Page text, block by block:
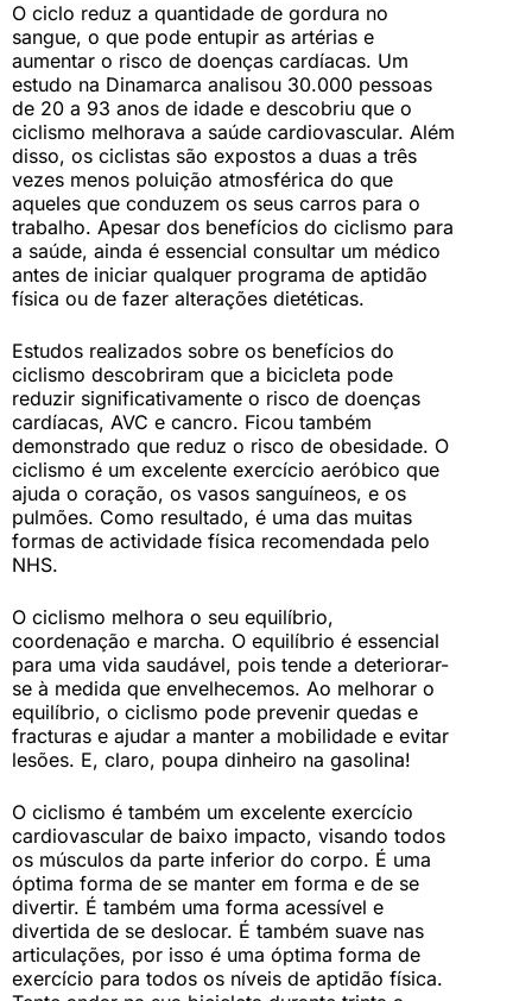
O ciclo reduz a quantidade de gordura no
sangue, o que pode entupir as artérias e
aumentar o risco de doenças cardíacas. Um
estudo na Dinamarca analisou 30.000 pessoas
de 20 a 93 anos de idade e descobriu que o
ciclismo melhorava a saúde cardiovascular. Além
disso, os ciclistas são expostos a duas a três
vezes menos poluição atmosférica do que
aqueles que conduzem os seus carros para o
trabalho. Apesar dos benefícios do ciclismo para
a saúde, ainda é essencial consultar um médico
antes de iniciar qualquer programa de aptidão
física ou de fazer alterações dietéticas.
Estudos realizados sobre os benefícios do
ciclismo descobriram que a bicicleta pode
reduzir significativamente o risco de doenças
cardíacas, AVC e cancro. Ficou também
demonstrado que reduz o risco de obesidade. O
ciclismo é um excelente exercício aeróbico que
ajuda o coração, os vasos sanguíneos, e os
pulmões. Como resultado, é uma das muitas
formas de actividade física recomendada pelo
NHS.
O ciclismo melhora o seu equilíbrio,
coordenação e marcha. O equilíbrio é essencial
para uma vida saudável, pois tende a deteriorar-
se à medida que envelhecemos. Ao melhorar o
equilíbrio, o ciclismo pode prevenir quedas e
fracturas e ajudar a manter a mobilidade e evitar
lesões. E, claro, poupa dinheiro na gasolina!
O ciclismo é também um excelente exercício
cardiovascular de baixo impacto, visando todos
os músculos da parte inferior do corpo. É uma
óptima forma de se manter em forma e de se
divertir. É também uma forma acessível e
divertida de se deslocar. É também suave nas
articulações, por isso é uma óptima forma de
exercício para todos os níveis de aptidão física.